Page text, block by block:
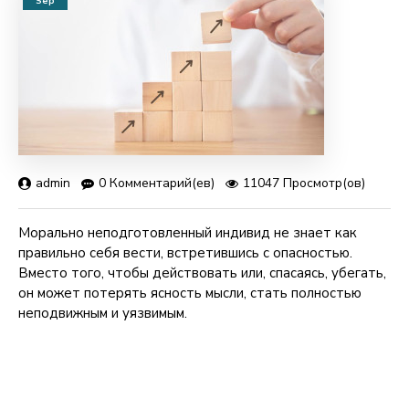
admin 0 Комментарий(ев) 11047 Просмотр(ов)
Морально неподготовленный индивид не знает как
правильно себя вести, встретившись с опасностью.
Вместо того, чтобы действовать или, спасаясь, убегать,
он может потерять ясность мысли, стать полностью
неподвижным и уязвимым.